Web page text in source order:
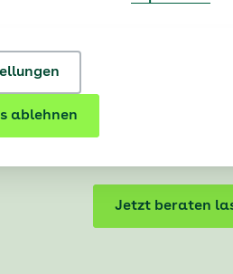
ablehnen
AOK hilft Ihnen, den
zu erkennen und zu
Angebote und unser
Jetzt beraten